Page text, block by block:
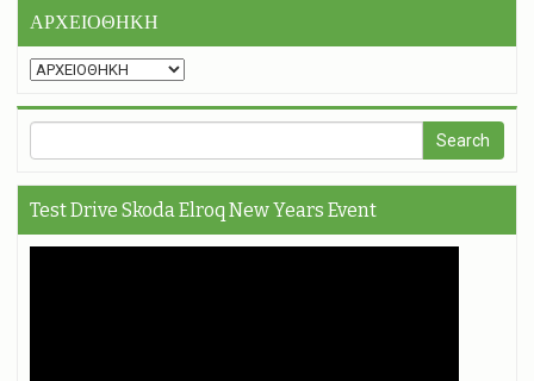
ΑΡΧΕΙΟΘΗΚΗ
Test Drive Skoda Elroq New Years Event